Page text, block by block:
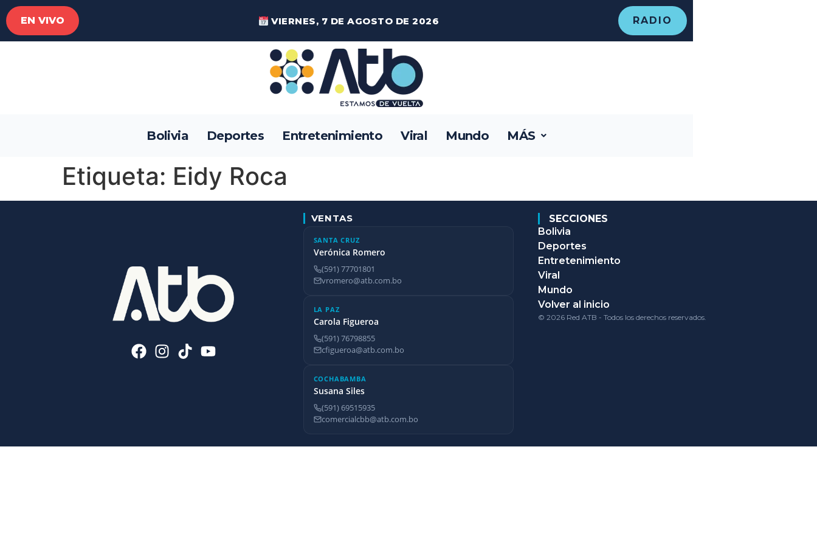
EN VIVO VIERNES, 7 DE AGOSTO DE 2026 RADIO
Bolivia Deportes Entretenimiento Viral Mundo MÁS
Etiqueta: Eidy Roca
VENTAS
SANTA CRUZ
Verónica Romero
(591) 77701801
vromero@atb.com.bo
LA PAZ
Carola Figueroa
(591) 76798855
cfigueroa@atb.com.bo
COCHABAMBA
Susana Siles
(591) 69515935
comercialcbb@atb.com.bo
SECCIONES
Bolivia
Deportes
Entretenimiento
Viral
Mundo
Volver al inicio
© 2026 Red ATB - Todos los derechos reservados.